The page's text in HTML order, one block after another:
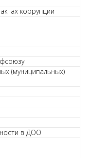
коррупции
(муниципальных)
в ДОО